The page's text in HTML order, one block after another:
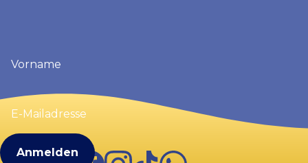
(erforderlich)
E-
Mailadresse
FacebookInstagram
TikTokWhatsApp